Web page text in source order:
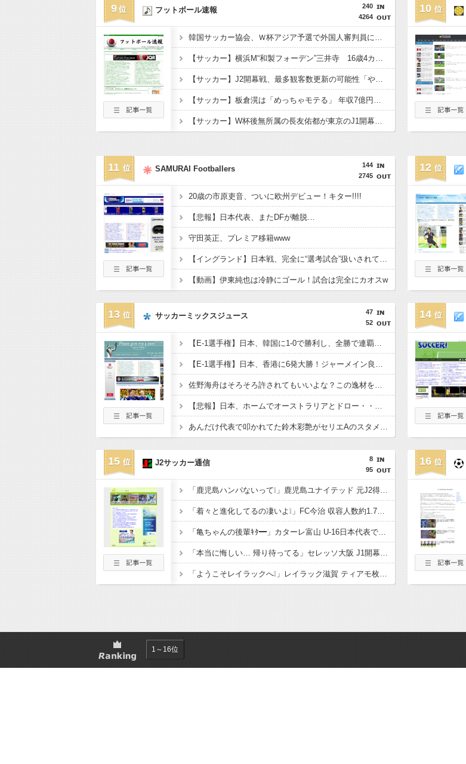
9
240
4264
フットボール速報
韓国サッカー協会、Ｗ杯アジア予選で外国人審判員に性的接待か…韓国放送局が独占報道
【サッカー】横浜M“和製フォーデン”三井寺 16歳4カ月5日でJ1開幕史上最年少先発デビューへ「ワクワクする」
【サッカー】J2開幕戦、最多観客数更新の可能性「やばい！」 チケット6万超えが発券「見間違いじゃない？」
【サッカー】板倉滉は「めっちゃモテる」 年収7億円・お洒落・包容力…超愛される日本代表
【サッカー】W杯後無所属の長友佑都が東京のJ1開幕戦に来場「みなさまへご挨拶させていただきます」
10
11
144
2745
SAMURAI Footballers
20歳の市原吏音、ついに欧州デビュー！キター!!!!
【悲報】日本代表、またDFが離脱…
守田英正、プレミア移籍www
【イングランド】日本戦、完全に“選考試合”扱いされている可能性
【動画】伊東純也は冷静にゴール！試合は完全にカオスw
12
13
47
52
サッカーミックスジュース
【E-1選手権】日本、韓国に1-0で勝利し、全勝で連覇達成！ジャーメインのゴールを守り切る！
【E-1選手権】日本、香港に6発大勝！ジャーメイン良がデビュー戦で4ゴール！
佐野海舟はそろそろ許されてもいいよな？この逸材を代表に呼ばないのは大損失だろ
【悲報】日本、ホームでオーストラリアとドロー・・・谷口OGでまさかの先制許すもキレキレ中村が同点弾演出でかろうじて勝ち点1
あんだけ代表で叩かれてた鈴木彩艶がセリエAのスタメンで大活躍してるという事実
14
15
8
95
J2サッカー通信
「鹿児島ハンパないって❕」鹿児島ユナイテッド 元J2得点王! FWフアンマ・デルガドが新加入することを発表‼大宮、福岡でもプレーし 2度の長崎J1昇格に貢献「皆さんに最高の喜びを」
「着々と進化してるの凄いよ❕」FC今治 収容人数約1.7倍！アシックス里山スタジアム増席完了を発表‼観客席だけでなく コンコースやトイレ 観客動線なども整備
「亀ちゃんの後輩ｷﾀ━」カターレ富山 U-16日本代表でもプレー! 流経大柏からMF内田煌生の新加入内定したことを発表‼「持ち味である豊富な運動量とボール奪取能力を」
「本当に悔しい… 帰り待ってる」セレッソ大阪 J1開幕目前に大きな痛手 MF柴山昌也がトレーニングマッチ中に負傷 左ひざ複合じん帯損傷と診断 長期離脱も
「ようこそレイラックへ❕」レイラック滋賀 ティアモ枚方から MF松原 海斗が期限付き移籍で加入することを発表‼「チームの勝利に貢献できるよう全力で戦っていきます」
16
1～16位